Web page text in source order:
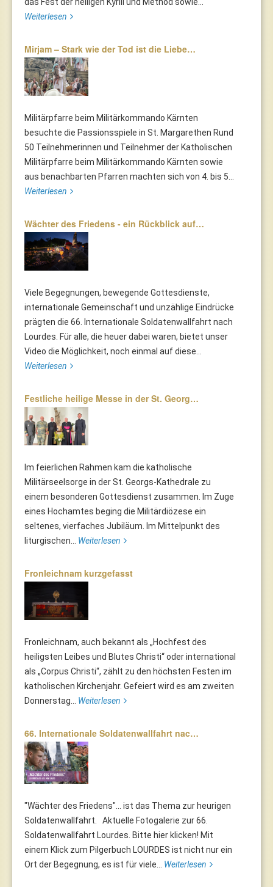
Weiterlesen
Mirjam – Stark wie der Tod ist die Liebe…
Militärpfarre beim Militärkommando Kärnten
besuchte die Passionsspiele in St. Margarethen Rund
50 Teilnehmerinnen und Teilnehmer der Katholischen
Militärpfarre beim Militärkommando Kärnten sowie
aus benachbarten Pfarren machten sich von 4. bis 5...
Weiterlesen
Wächter des Friedens - ein Rückblick auf…
Viele Begegnungen, bewegende Gottesdienste,
internationale Gemeinschaft und unzählige Eindrücke
prägten die 66. Internationale Soldatenwallfahrt nach
Lourdes. Für alle, die heuer dabei waren, bietet unser
Video die Möglichkeit, noch einmal auf diese...
Weiterlesen
Festliche heilige Messe in der St. Georg…
Im feierlichen Rahmen kam die katholische
Militärseelsorge in der St. Georgs-Kathedrale zu
einem besonderen Gottesdienst zusammen. Im Zuge
eines Hochamtes beging die Militärdiözese ein
seltenes, vierfaches Jubiläum. Im Mittelpunkt des
liturgischen... Weiterlesen
Fronleichnam kurzgefasst
Fronleichnam, auch bekannt als „Hochfest des
heiligsten Leibes und Blutes Christi“ oder international
als „Corpus Christi“, zählt zu den höchsten Festen im
katholischen Kirchenjahr. Gefeiert wird es am zweiten
Donnerstag... Weiterlesen
66. Internationale Soldatenwallfahrt nac…
"Wächter des Friedens"... ist das Thema zur heurigen
Soldatenwallfahrt. Aktuelle Fotogalerie zur 66.
Soldatenwallfahrt Lourdes. Bitte hier klicken! Mit
einem Klick zum Pilgerbuch LOURDES ist nicht nur ein
Ort der Begegnung, es ist für viele... Weiterlesen